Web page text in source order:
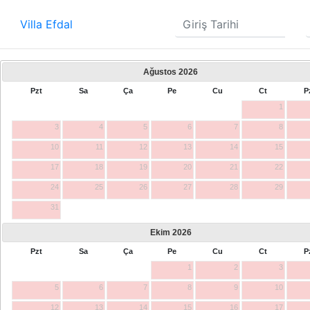
Villa Efdal
Ağustos 2026
Pzt Sa Ça Pe Cu Ct
1
3 4 5 6 7 8
10 11 12 13 14 15
17 18 19 20 21 22
24 25 26 27 28 29
31
Ekim 2026
Pzt Sa Ça Pe Cu Ct
1
2 3
5 6 7 8 9 10
12 13 14 15 16 17